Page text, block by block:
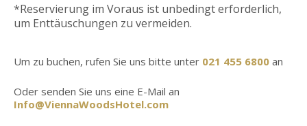
*Reservierung im Voraus ist unbedingt erforderlich,
um Enttäuschungen zu vermeiden.
Um zu buchen, rufen Sie uns bitte unter 021 455 6800 an
Oder senden Sie uns eine E-Mail an
Info@ViennaWoodsHotel.com